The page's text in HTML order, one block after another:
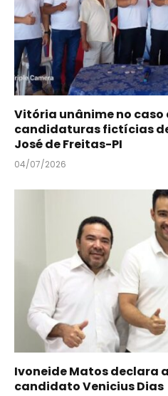
Vitória unânime no caso
candidaturas fictícias
José de Freitas-PI
04/07/2026
Ivoneide Matos declara
candidato Venicius Dias